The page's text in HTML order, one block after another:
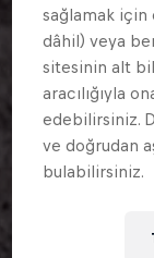
sağlamak
dâhil) veya
sitesinin alt
aracılığıyla
edebilirsiniz.
ve doğrudan
bulabilirsiniz.